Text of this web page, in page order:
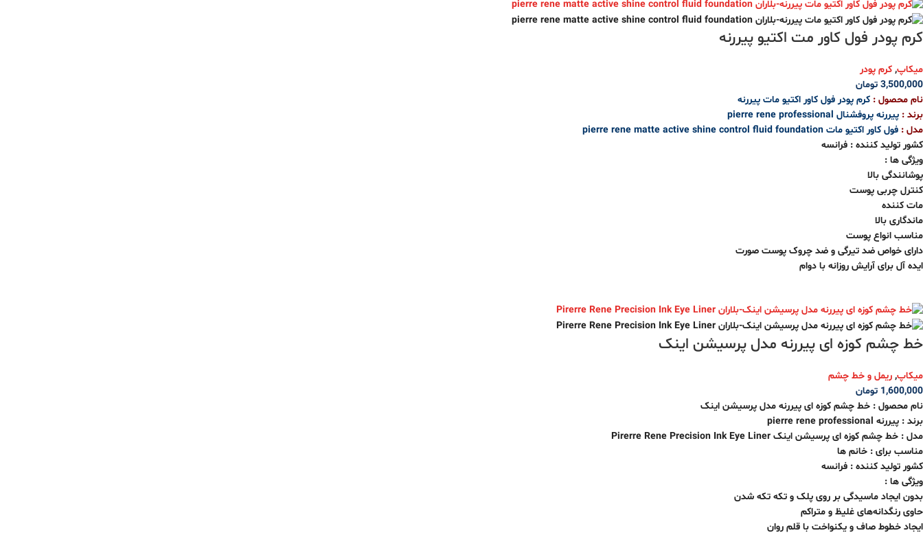
کرم پودر فول کاور مت اکتیو پیررنه
میکاپ, کرم پودر
3,500,000 تومان
نام محصول : کرم پودر فول کاور اکتیو مات پیررنه
برند : پیررنه پروفشنال pierre rene professional
مدل : فول کاور اکتیو مات pierre rene matte active shine control fluid foundation
کشور تولید کننده : فرانسه
ویژگی ها :
پوشانندگی بالا
کنترل چربی پوست
مات کننده
ماندگاری بالا
مناسب انواع پوست
دارای خواص ضد تیرگی و ضد چروک پوست صورت
ایده آل برای آرایش روزانه با دوام
خط چشم کوزه ای پیررنه مدل پرسیشن اینک
میکاپ, ریمل و خط چشم
1,600,000 تومان
نام محصول : خط چشم کوزه ای پیررنه مدل پرسیشن اینک
برند : پیررنه pierre rene professional
مدل : خط چشم کوزه ای پرسیشن اینک Pirerre Rene Precision Ink Eye Liner
مناسب برای : خانم ها
کشور تولید کننده : فرانسه
ویژگی ها :
بدون ایجاد ماسیدگی بر روی پلک و تکه تکه شدن
حاوی رنگدانه‌های غلیظ و متراکم
ایجاد خطوط صاف و یکنواخت با قلم روان